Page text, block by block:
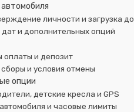
личности и загрузка
и дополнительных опций
оплаты и депозит
и условия отмены
опции
детские кресла и GPS
и часовые лимиты